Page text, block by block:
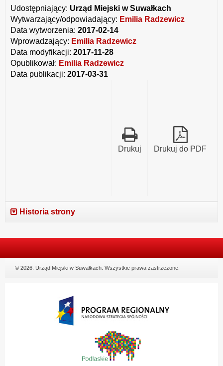
1_2017
do
porozumienia
nr
2_2017
14
lutego
2017
r..pdf
Porozumienie
nr
2_2017
z
dnia
lutego
2017
r..pdf
Udostępniający: Urząd Miejski w Suwałkach
Wytwarzający/odpowiadający: Emilia Radzewicz
Data wytworzenia: 2017-02-14
Wprowadzający: Emilia Radzewicz
Data modyfikacji: 2017-11-28
Opublikował: Emilia Radzewicz
Data publikacji: 2017-03-31
Drukuj do PDF
Drukuj
Historia strony
© 2026. Urząd Miejski w Suwałkach. Wszystkie prawa zastrzeżone.